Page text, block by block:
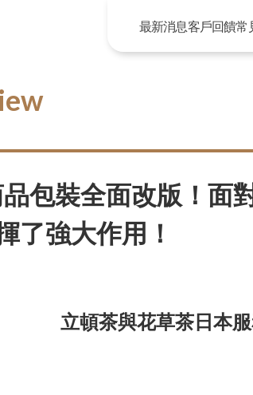
包裝全面改版！面
了強大作用！
立頓茶與花草茶日本
最新消息客戶回饋常